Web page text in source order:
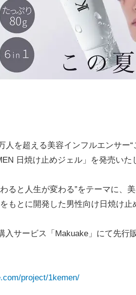
人を超える美容インフルエンサー
日焼け止めジェル」を発売いた
ると人生が変わる”をテーマに、
もとに開発した男性向け日焼け止
入サービス「Makuake」にて先
project/1kemen/